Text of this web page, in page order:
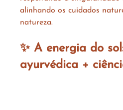
alinhando os cuidados
natureza.
✨ A energia do
ayurvédica +